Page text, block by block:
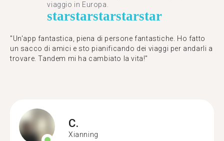
viaggio in Europa.
starstarstarstarstar
"Un'app fantastica, piena di persone fantastiche. Ho fatto
un sacco di amici e sto pianificando dei viaggi per andarli a
trovare. Tandem mi ha cambiato la vita!"
C.
Xianning